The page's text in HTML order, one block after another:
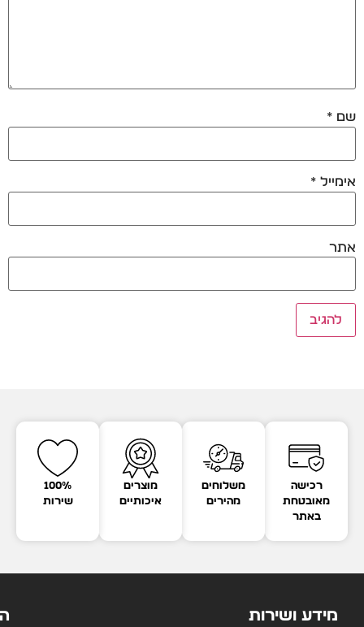
שם *
אימייל *
אתר
רכישה
מאובטחת
באתר
משלוחים
מהירים
מוצרים
איכותיים
100%
שירות
מידע ושירות